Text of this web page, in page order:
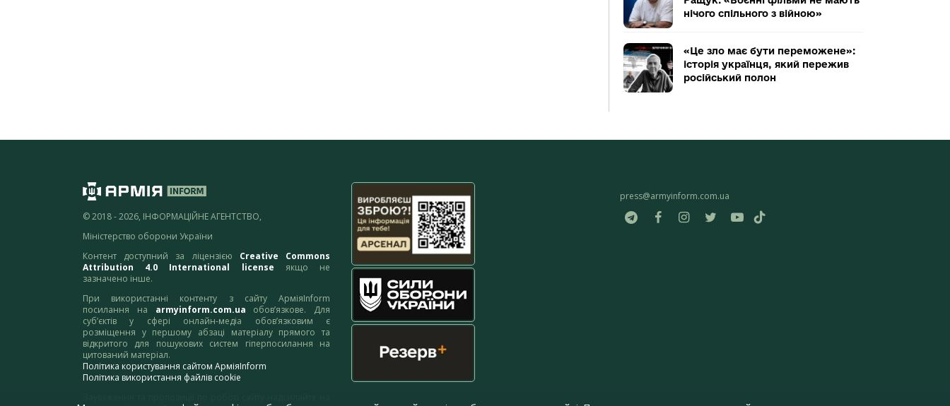
нічого спільного з війною»
«Це зло має бути переможене»:
історія українця, який пережив
російський полон
© 2018 - 2026, ІНФОРМАЦІЙНЕ АГЕНТСТВО,
Міністерство оборони України
Контент доступний за ліцензією Creative Commons
Attribution 4.0 International license якщо не
зазначено інше.
При використанні контенту з сайту АрміяInform
посилання на armyinform.com.ua обов’язкове. Для
суб’єктів у сфері онлайн-медіа обов’язковим є
розміщення у першому абзаці матеріалу прямого та
відкритого для пошукових систем гіперпосилання на
цитований матеріал.
Політика користування сайтом АрміяInform
Політика використання файлів cookie
press@armyinform.com.ua